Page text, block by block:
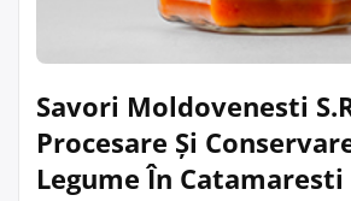
Savori Moldovenesti
Procesare Și
Legume În Catamaresti